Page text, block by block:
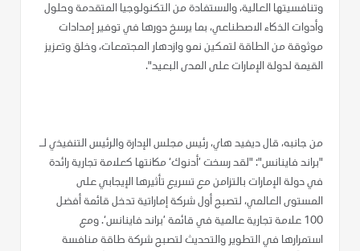
وتنافسيتها العالية، والاستفادة من التكنولوجيا المتقدمة وحلول
وأدوات الذكاء الاصطناعي، بما يرسخ دورها في توفير إمدادات
موثوقة من الطاقة لتمكين نمو وازدهار المجتمعات، وخلق وتعزيز
القيمة لدولة الإمارات على المدى البعيد".
من جانبه، قال ديفيد هاي، رئيس مجلس الإدارة والرئيس التنفيذي لـ
"براند فاينانس": "لقد رسخت ’أدنوك‘ مكانتها كعلامة تجارية رائدة
في دولة الإمارات بالتزامن مع تسريع تأثيرها الإيجابي على
المستوى العالمي، لتصبح أول شركة إماراتية تدخل قائمة أفضل
100 علامة تجارية عالمية في قائمة ’براند فاينانس‘. ومع
استمرارها في التطوير والتحديث لتصبح شركة طاقة منافسة